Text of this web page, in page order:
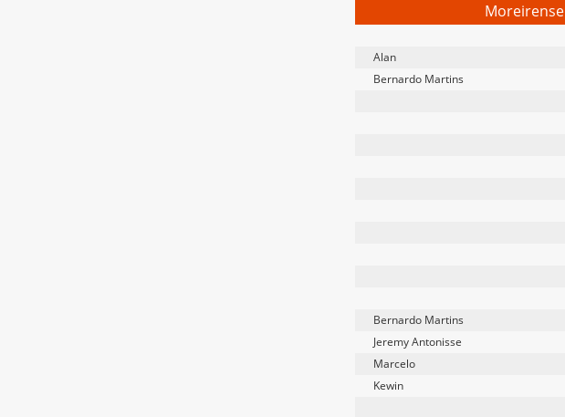
Moreirense
Alan
Bernardo Martins
Bernardo Martins
Jeremy Antonisse
Marcelo
Kewin